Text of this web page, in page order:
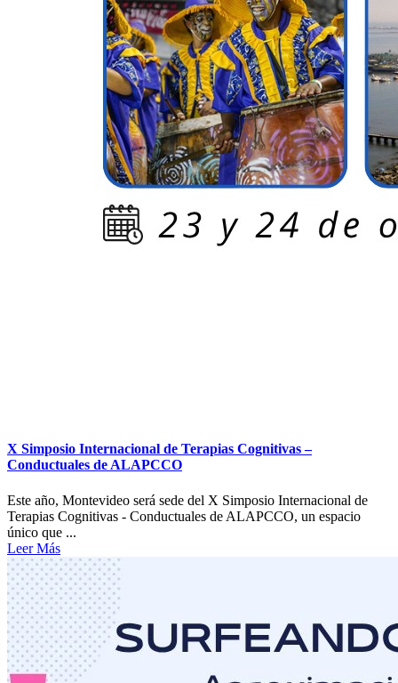
X Simposio Internacional de Terapias Cognitivas –
Conductuales de ALAPCCO
Este año, Montevideo será sede del X Simposio Internacional de
Terapias Cognitivas - Conductuales de ALAPCCO, un espacio
único que ...
Leer Más